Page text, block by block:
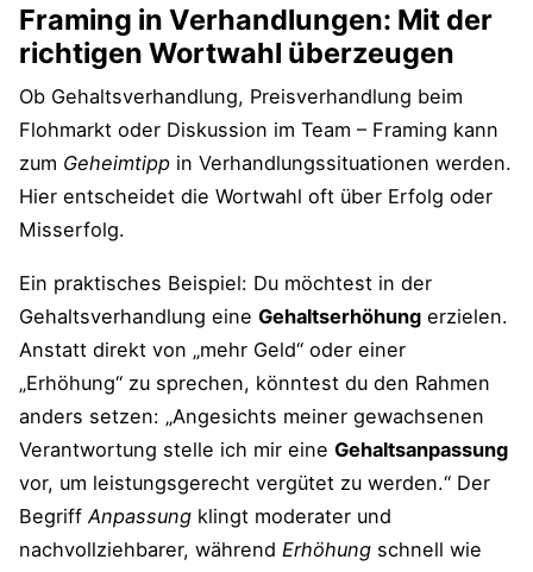
Framing in Verhandlungen: Mit der
richtigen Wortwahl überzeugen
Ob Gehaltsverhandlung, Preisverhandlung beim
Flohmarkt oder Diskussion im Team – Framing kann
zum Geheimtipp in Verhandlungssituationen werden.
Hier entscheidet die Wortwahl oft über Erfolg oder
Misserfolg.
Ein praktisches Beispiel: Du möchtest in der
Gehaltsverhandlung eine Gehaltserhöhung erzielen.
Anstatt direkt von „mehr Geld“ oder einer
„Erhöhung“ zu sprechen, könntest du den Rahmen
anders setzen: „Angesichts meiner gewachsenen
Verantwortung stelle ich mir eine Gehaltsanpassung
vor, um leistungsgerecht vergütet zu werden.“ Der
Begriff Anpassung klingt moderater und
nachvollziehbarer, während Erhöhung schnell wie